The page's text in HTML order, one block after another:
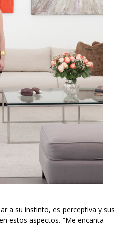
a su instinto, es perceptiva y sus
estos aspectos. “Me encanta